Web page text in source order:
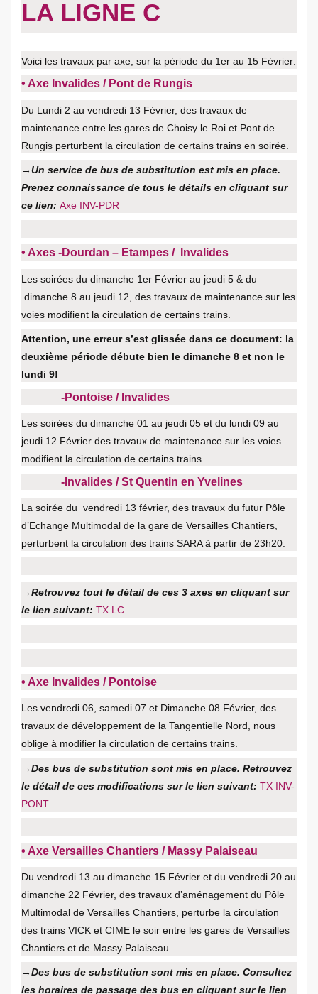
LA LIGNE C
Voici les travaux par axe, sur la période du 1er au 15 Février:
• Axe Invalides / Pont de Rungis
Du Lundi 2 au vendredi 13 Février, des travaux de
maintenance entre les gares de Choisy le Roi et Pont de
Rungis perturbent la circulation de certains trains en soirée.
→Un service de bus de substitution est mis en place.
Prenez connaissance de tous le détails en cliquant sur
ce lien: Axe INV-PDR
• Axes -Dourdan – Etampes / Invalides
Les soirées du dimanche 1er Février au jeudi 5 & du
dimanche 8 au jeudi 12, des travaux de maintenance sur les
voies modifient la circulation de certains trains.
Attention, une erreur s’est glissée dans ce document: la
deuxième période débute bien le dimanche 8 et non le
lundi 9!
-Pontoise / Invalides
Les soirées du dimanche 01 au jeudi 05 et du lundi 09 au
jeudi 12 Février des travaux de maintenance sur les voies
modifient la circulation de certains trains.
-Invalides / St Quentin en Yvelines
La soirée du vendredi 13 février, des travaux du futur Pôle
d’Echange Multimodal de la gare de Versailles Chantiers,
perturbent la circulation des trains SARA à partir de 23h20.
→Retrouvez tout le détail de ces 3 axes en cliquant sur
le lien suivant: TX LC
• Axe Invalides / Pontoise
Les vendredi 06, samedi 07 et Dimanche 08 Février, des
travaux de développement de la Tangentielle Nord, nous
oblige à modifier la circulation de certains trains.
→Des bus de substitution sont mis en place. Retrouvez
le détail de ces modifications sur le lien suivant: TX INV-
PONT
• Axe Versailles Chantiers / Massy Palaiseau
Du vendredi 13 au dimanche 15 Février et du vendredi 20 au
dimanche 22 Février, des travaux d’aménagement du Pôle
Multimodal de Versailles Chantiers, perturbe la circulation
des trains VICK et CIME le soir entre les gares de Versailles
Chantiers et de Massy Palaiseau.
→Des bus de substitution sont mis en place. Consultez
les horaires de passage des bus en cliquant sur le lien